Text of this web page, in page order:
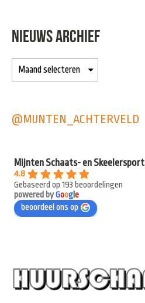
NIEUWS ARCHIEF
@MIJNTEN_ACHTERVELD
Mijnten Schaats- en Skeelersport
4.8
Gebaseerd op 193 beoordelingen
powered byGooge
beoordeel ons op